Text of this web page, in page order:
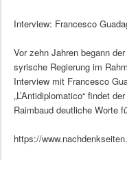
Interview: Francesco
Vor zehn Jahren begann
syrische Regierung im
Interview mit Francesco
„L’Antidiplomatico“ findet
Raimbaud deutliche Worte
https://